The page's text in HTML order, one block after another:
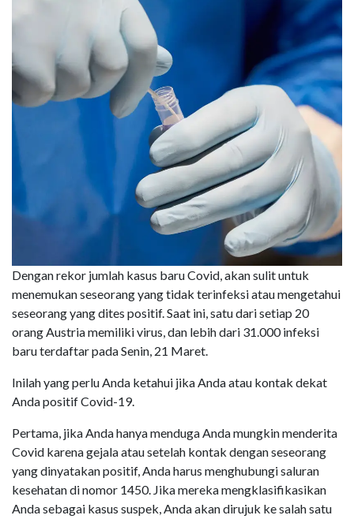
Dengan rekor jumlah kasus baru Covid, akan sulit untuk
menemukan seseorang yang tidak terinfeksi atau mengetahui
seseorang yang dites positif. Saat ini, satu dari setiap 20
orang Austria memiliki virus, dan lebih dari 31.000 infeksi
baru terdaftar pada Senin, 21 Maret.
Inilah yang perlu Anda ketahui jika Anda atau kontak dekat
Anda positif Covid-19.
Pertama, jika Anda hanya menduga Anda mungkin menderita
Covid karena gejala atau setelah kontak dengan seseorang
yang dinyatakan positif, Anda harus menghubungi saluran
kesehatan di nomor 1450. Jika mereka mengklasifikasikan
Anda sebagai kasus suspek, Anda akan dirujuk ke salah satu